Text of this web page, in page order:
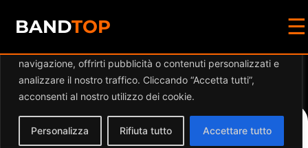
Diamo valore alla tua privacy
navigazione, offrirti pubblicità o contenuti personalizzati e
analizzare il nostro traffico. Cliccando “Accetta tutti”,
acconsenti al nostro utilizzo dei cookie.
Personalizza Rifiuta tutto Accettare tutto
BANDTOP ☰
Events at this location